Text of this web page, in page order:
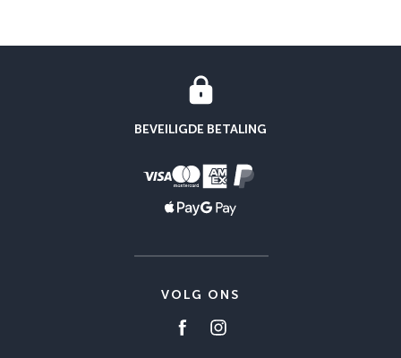
BEVEILIGDE BETALING
VOLG ONS